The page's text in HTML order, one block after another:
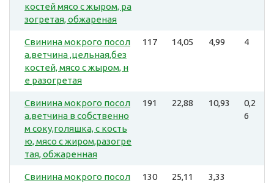
костей мясо с жыром, ра
зогретая, обжареная
Свинина мокрого посол
а,ветчина ,цельная,без
костей, мясо с жыром, н
е разогретая
117 14,05 4,99 4
Свинина мокрого посол
а,ветчина в собственно
м соку,голяшка, с кость
ю, мясо с жиром,разогре
тая, обжаренная
191 22,88 10,93
0,2
6
Свинина мокрого посол
130 25,11 3,33